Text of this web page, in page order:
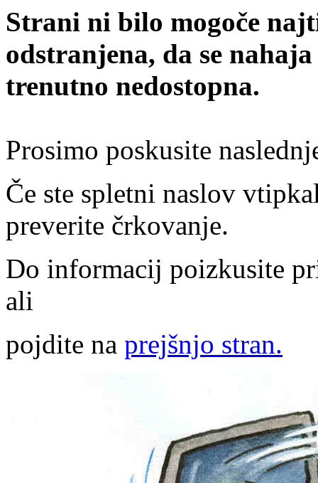
Strani ni bilo mogoče
odstranjena, da se
trenutno nedostopna.
Prosimo poskusite
Če ste spletni naslov
preverite črkovanje.
Do informacij poizkusite
ali
pojdite na prejšnjo stran.